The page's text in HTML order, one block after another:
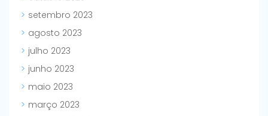
setembro 2023
agosto 2023
julho 2023
junho 2023
maio 2023
março 2023